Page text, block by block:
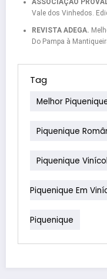
ASSOCIAÇÃO
Vale dos Vinhedos.
REVISTA ADEGA.
Do Pampa à
Tag
Melhor
Piquenique
Piquenique
Piquenique Em
Piquenique